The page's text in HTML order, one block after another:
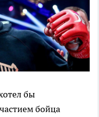
бы
бойца